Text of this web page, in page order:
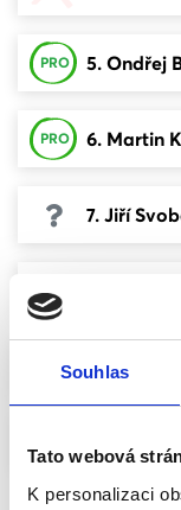
Souhlas
Tato webová
K personalizaci
PRO 5. Ondřej
PRO 6. Martin
7. Jiří
9. Magda
10.